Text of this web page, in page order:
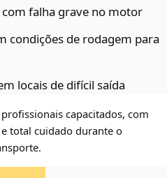
falha grave no motor
condições de rodagem para
locais de difícil saída
capacitados, com
total cuidado durante o